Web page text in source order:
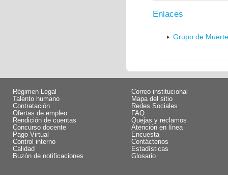
Enlaces
Grupo de
Régimen Legal
Talento humano
Contratación
Ofertas de empleo
Rendición de cuentas
Concurso docente
Pago Virtual
Control interno
Calidad
Buzón de notificaciones
Correo institucional
Mapa del sitio
Redes Sociales
FAQ
Quejas y reclamos
Atención en línea
Encuesta
Contáctenos
Estadísticas
Glosario